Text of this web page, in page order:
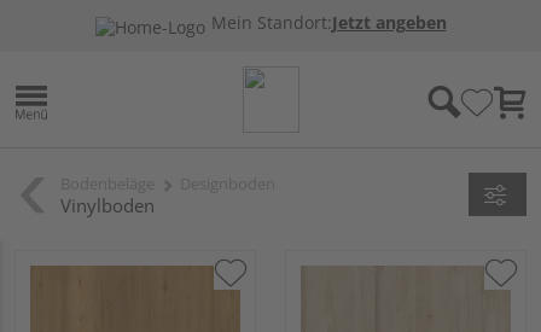
Mein Standort:Jetzt angeben
Vinylboden